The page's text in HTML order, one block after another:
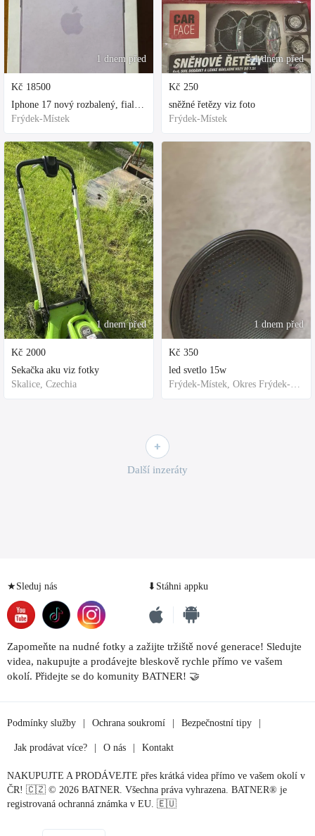
1 dnem před
Kč 18500
Iphone 17 nový rozbalený, fialová, ochranne sklo a obal kupovane za 800
Frýdek-Místek
1 dnem před
Kč 2000
Sekačka aku viz fotky
Skalice, Czechia
1 dnem před
Kč 250
sněžné řetězy viz foto
Frýdek-Místek
1 dnem před
Kč 350
led svetlo 15w
Frýdek-Místek, Okres Frýdek-Místek, Česko
Další inzeráty
★Sleduj nás ⬇Stáhni appku
Zapomeňte na nudné fotky a zažijte tržiště nové generace! Sledujte
videa, nakupujte a prodávejte bleskově rychle přímo ve vašem
okolí. Přidejte se do komunity BATNER! 🤝
Podmínky služby Ochrana soukromí Bezpečnostní tipy
Jak prodávat více? O nás Kontakt
NAKUPUJTE A PRODÁVEJTE přes krátká videa přímo ve vašem okolí v
ČR! 🇨🇿 © 2026 BATNER. Všechna práva vyhrazena. BATNER® je
registrovaná ochranná známka v EU. 🇪🇺